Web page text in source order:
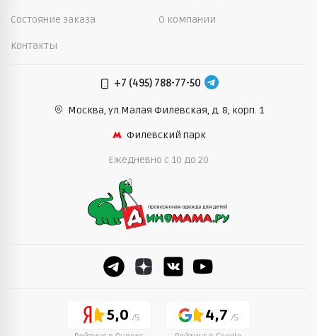
Состояние заказа О компании
Контакты
+7 (495) 788-77-50
Москва, ул.Малая Филевская, д. 8, корп. 1
Филевский парк
Ежедневно c 10 до 20
5,0 4,7